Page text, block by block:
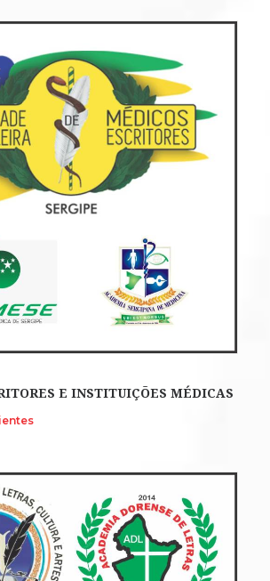
E INSTITUIÇÕES MÉDICAS